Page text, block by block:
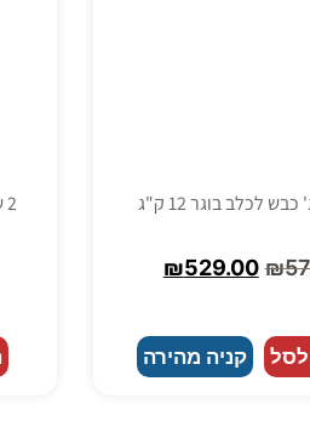
₪
₪529.00
קניה מהירה
2 שקי מונג' סלמון לכלב בוגר 12 ק"ג